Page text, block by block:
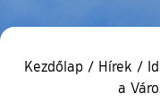
Kezdőlap / Hírek /
a